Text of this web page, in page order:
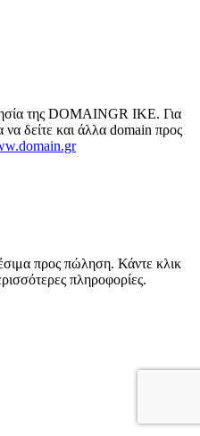
της DOMAINGR ΙΚΕ. Για
να δείτε και άλλα domain προς
προς πώληση. Κάντε κλικ
πληροφορίες.